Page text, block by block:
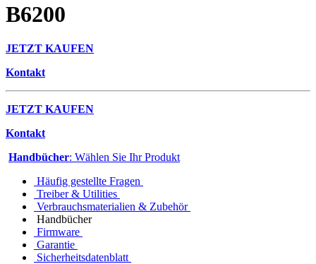
B6200
JETZT KAUFEN
Kontakt
JETZT KAUFEN
Kontakt
Handbücher: Wählen Sie Ihr Produkt
Häufig gestellte Fragen
Treiber & Utilities
Verbrauchsmaterialien & Zubehör
Handbücher
Firmware
Garantie
Sicherheitsdatenblatt